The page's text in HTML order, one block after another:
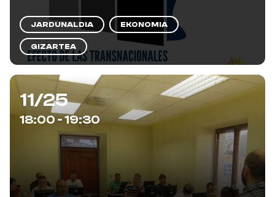
JARDUNALDIA EKONOMIA
GIZARTEA
11/25
18:00 - 19:30